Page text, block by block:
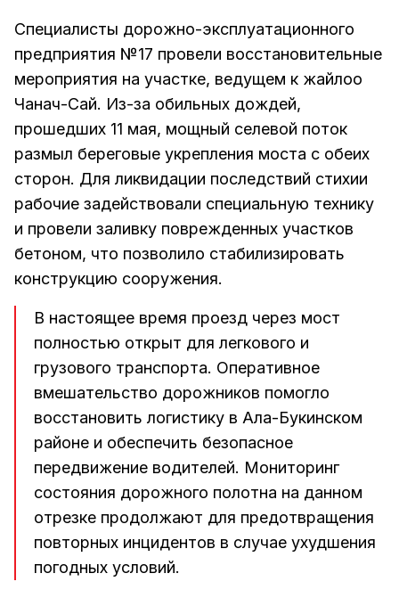
Специалисты дорожно-эксплуатационного
предприятия №17 провели восстановительные
мероприятия на участке, ведущем к жайлоо
Чанач-Сай. Из-за обильных дождей,
прошедших 11 мая, мощный селевой поток
размыл береговые укрепления моста с обеих
сторон. Для ликвидации последствий стихии
рабочие задействовали специальную технику
и провели заливку поврежденных участков
бетоном, что позволило стабилизировать
конструкцию сооружения.
В настоящее время проезд через мост
полностью открыт для легкового и
грузового транспорта. Оперативное
вмешательство дорожников помогло
восстановить логистику в Ала-Букинском
районе и обеспечить безопасное
передвижение водителей. Мониторинг
состояния дорожного полотна на данном
отрезке продолжают для предотвращения
повторных инцидентов в случае ухудшения
погодных условий.